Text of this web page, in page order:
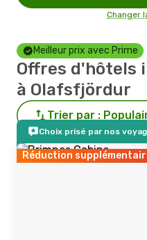
Changer
Meilleur prix avec Prime
Offres d'hôtels
à Olafsfjördur
Trier par :
Choix prisé par nos
Réduction